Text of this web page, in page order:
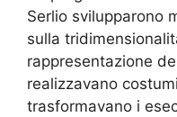
Serlio svilupparono
sulla
rappresentazione
realizzavano
trasformavano i